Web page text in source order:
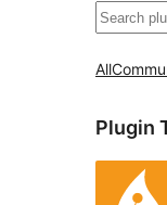
ရှာ
All
Plugin